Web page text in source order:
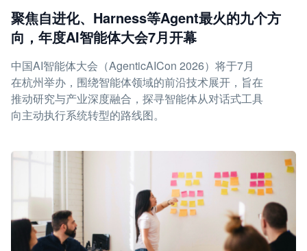
聚焦自进化、Harness等Agent最火的九个方
向，年度AI智能体大会7月开幕
中国AI智能体大会（AgenticAICon 2026）将于7月
在杭州举办，围绕智能体领域的前沿技术展开，旨在
推动研究与产业深度融合，探寻智能体从对话式工具
向主动执行系统转型的路线图。